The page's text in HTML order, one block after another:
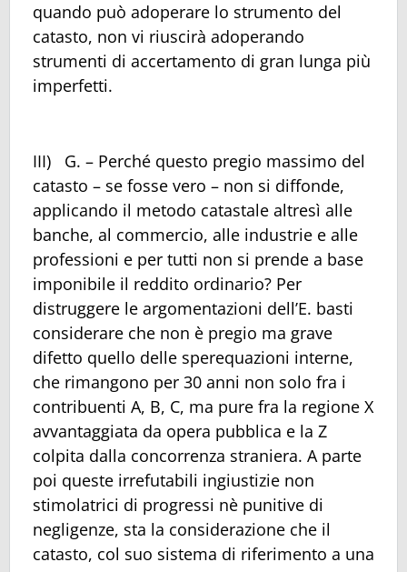
quando può adoperare lo strumento del
catasto, non vi riuscirà adoperando
strumenti di accertamento di gran lunga più
imperfetti.
III) G. – Perché questo pregio massimo del
catasto – se fosse vero – non si diffonde,
applicando il metodo catastale altresì alle
banche, al commercio, alle industrie e alle
professioni e per tutti non si prende a base
imponibile il reddito ordinario? Per
distruggere le argomentazioni dell’E. basti
considerare che non è pregio ma grave
difetto quello delle sperequazioni interne,
che rimangono per 30 anni non solo fra i
contribuenti A, B, C, ma pure fra la regione X
avvantaggiata da opera pubblica e la Z
colpita dalla concorrenza straniera. A parte
poi queste irrefutabili ingiustizie non
stimolatrici di progressi nè punitive di
negligenze, sta la considerazione che il
catasto, col suo sistema di riferimento a una